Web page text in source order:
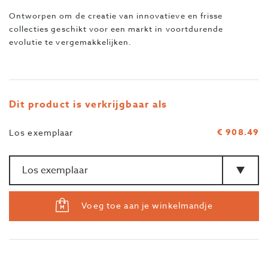
Ontworpen om de creatie van innovatieve en frisse
collecties geschikt voor een markt in voortdurende
evolutie te vergemakkelijken.
Dit product is verkrijgbaar als
Los exemplaar
€ 908.49
Voeg toe aan je winkelmandje